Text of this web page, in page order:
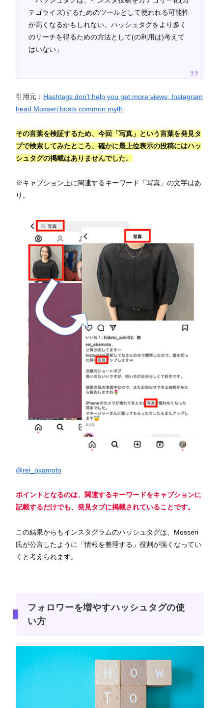
テゴライズ)するためのツールとして使われる可能性
が高くなるかもしれない。ハッシュタグをより多く
のリーチを得るための方法として(の利用は)考えて
はいない」
引用元： Hashtags don’t help you get more views, Instagram
head Mosseri busts common myth
その言葉を検証するため、今回「写真」という言葉を発見タ
ブで検索してみたところ、確かに最上位表示の投稿にはハッ
シュタグの掲載はありませんでした。
※キャプション上に関連するキーワード「写真」の文字はあ
り。
@rei_okamoto
ポイントとなるのは、関連するキーワードをキャプションに
記載するだけでも、発見タブに掲載されていることです。
この結果からもインスタグラムのハッシュタグは、Mosseri
氏が公言したように「情報を整理する」役割が強くなってい
くと考えられます。
フォロワーを増やすハッシュタグの使
い方